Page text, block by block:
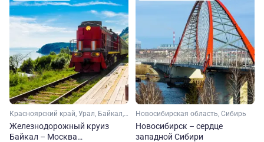
Красноярский край, Урал, Байкал, Пермский край, Иркутская область, Сибирь, Новосибирская область, Свердловская область
Железнодорожный круиз
Байкал – Москва
Новосибирская область, Сибирь
Новосибирск – сердце
западной Сибири